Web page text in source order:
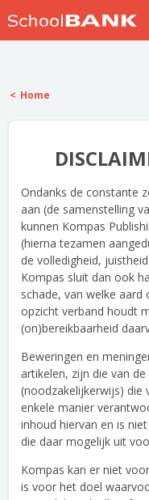
Home
Ondanks de constante
aan (de samenstelling
kunnen Kompas
(hierna tezamen
de volledigheid,
Kompas sluit dan ook
schade, van welke
opzicht verband houdt
(on)bereikbaarheid
Beweringen en
artikelen, zijn die van
(noodzakelijkerwijs) die
enkele manier
inhoud hiervan en is
die daar mogelijk uit
Kompas kan er niet
is voor het doel